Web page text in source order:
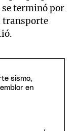
terminó por
transporte
sismo,
en